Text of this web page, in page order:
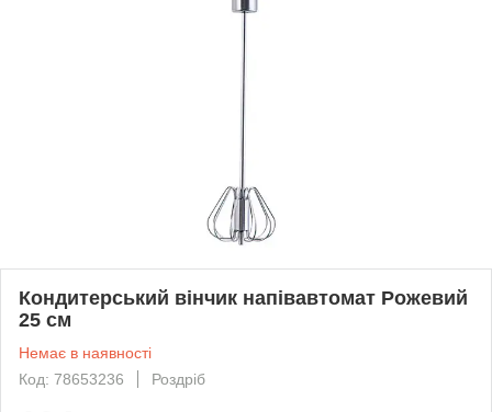
Кондитерський вінчик напівавтомат Рожевий
25 см
Немає в наявності
Код: 78653236
Роздріб